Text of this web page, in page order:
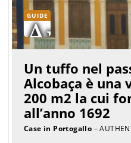
GUIDE
Un tuffo nel
Alcobaça è una
200 m2 la cui
all’anno 1692
Case in Portogallo –